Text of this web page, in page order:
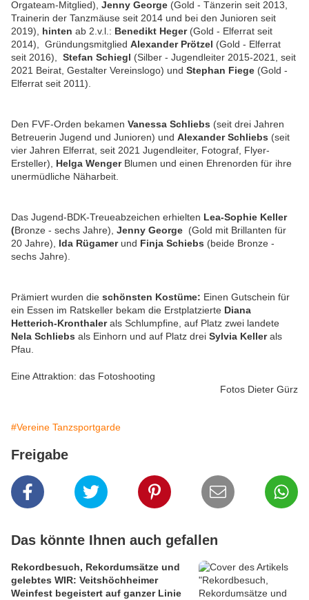
Orgateam-Mitglied), Jenny George (Gold - Tänzerin seit 2013,
Trainerin der Tanzmäuse seit 2014 und bei den Junioren seit
2019), hinten ab 2.v.l.: Benedikt Heger (Gold - Elferrat seit
2014), Gründungsmitglied Alexander Prötzel (Gold - Elferrat
seit 2016), Stefan Schiegl (Silber - Jugendleiter 2015-2021, seit
2021 Beirat, Gestalter Vereinslogo) und Stephan Fiege (Gold -
Elferrat seit 2011).
Den FVF-Orden bekamen Vanessa Schliebs (seit drei Jahren
Betreuerin Jugend und Junioren) und Alexander Schliebs (seit
vier Jahren Elferrat, seit 2021 Jugendleiter, Fotograf, Flyer-
Ersteller), Helga Wenger Blumen und einen Ehrenorden für ihre
unermüdliche Näharbeit.
Das Jugend-BDK-Treueabzeichen erhielten Lea-Sophie Keller
(Bronze - sechs Jahre), Jenny George (Gold mit Brillanten für
20 Jahre), Ida Rügamerund Finja Schiebs (beide Bronze -
sechs Jahre).
Prämiert wurden die schönsten Kostüme: Einen Gutschein für
ein Essen im Ratskeller bekam die Erstplatzierte Diana
Hetterich-Kronthalerals Schlumpfine, auf Platz zwei landete
Nela Schliebs als Einhorn und auf Platz drei Sylvia Kellerals
Pfau.
Eine Attraktion: das Fotoshooting
Fotos Dieter Gürz
#Vereine Tanzsportgarde
Freigabe
Das könnte Ihnen auch gefallen
Rekordbesuch, Rekordumsätze und
gelebtes WIR: Veitshöchheimer
Weinfest begeistert auf ganzer Linie